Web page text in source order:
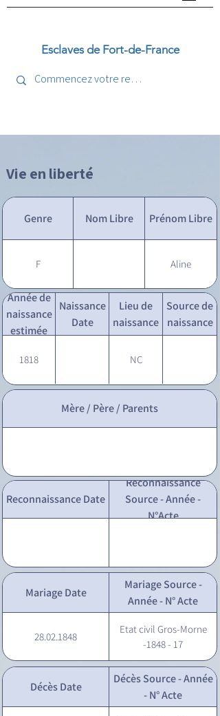
Esclaves de Fort-de-France
Vie en liberté
Genre Nom Libre Prénom Libre
F Aline
Année de
naissance
estimée
Naissance
Date
Lieu de
naissance
Source de
naissance
1818 NC
Mère / Père / Parents
Reconnaissance Date
Reconnaissance
Source - Année -
N°Acte
Mariage Date
Mariage Source -
Année - N° Acte
28.02.1848
Etat civil Gros-Morne
-1848 - 17
Décès Date
Décès Source - Année
- N° Acte